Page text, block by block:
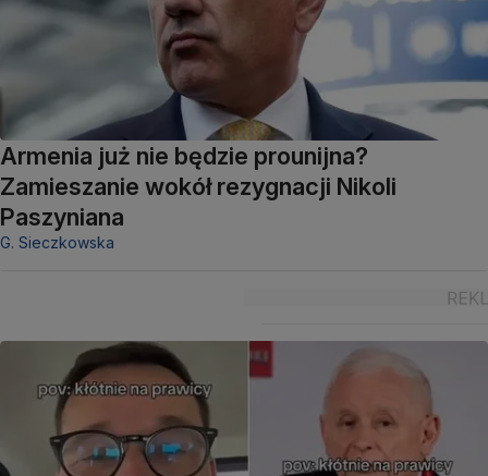
Armenia już nie będzie prounijna?
Zamieszanie wokół rezygnacji Nikoli
Paszyniana
G. Sieczkowska